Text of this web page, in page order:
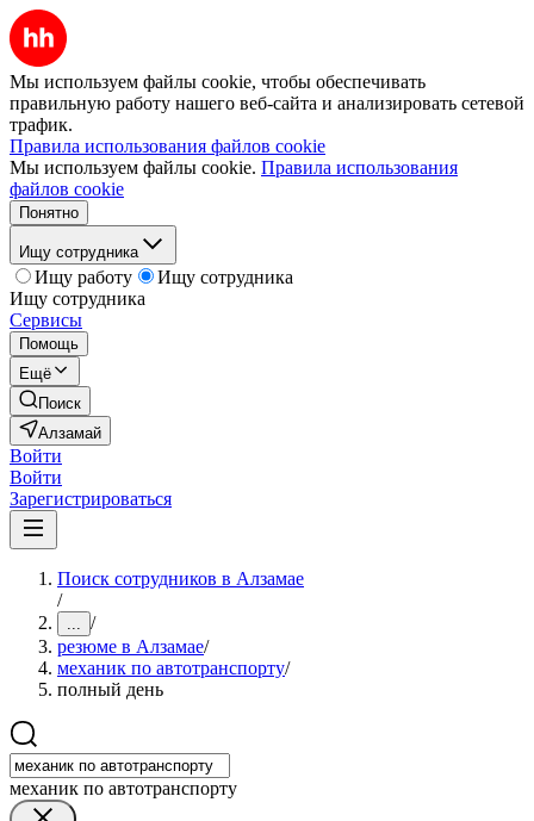
Мы используем файлы cookie, чтобы обеспечивать
правильную работу нашего веб-сайта и анализировать сетевой
трафик.
Правила использования файлов cookie
Мы используем файлы cookie. Правила использования
файлов cookie
Понятно
Ищу сотрудника
Ищу работу
Ищу сотрудника
Ищу сотрудника
Сервисы
Помощь
Ещё
Поиск
Алзамай
Войти
Войти
Зарегистрироваться
Поиск сотрудников в Алзамае
/
... /
резюме в Алзамае/
механик по автотранспорту/
полный день
механик по автотранспорту